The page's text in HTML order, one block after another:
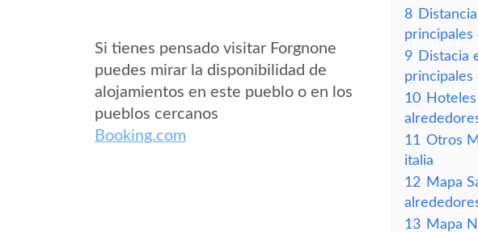
Si tienes pensado visitar Forgnone
puedes mirar la disponibilidad de
alojamientos en este pueblo o en los
pueblos cercanos
Booking.com
8
principales
9 Distacia
principales
10
11 Otros
italia
12 Mapa
13 Mapa